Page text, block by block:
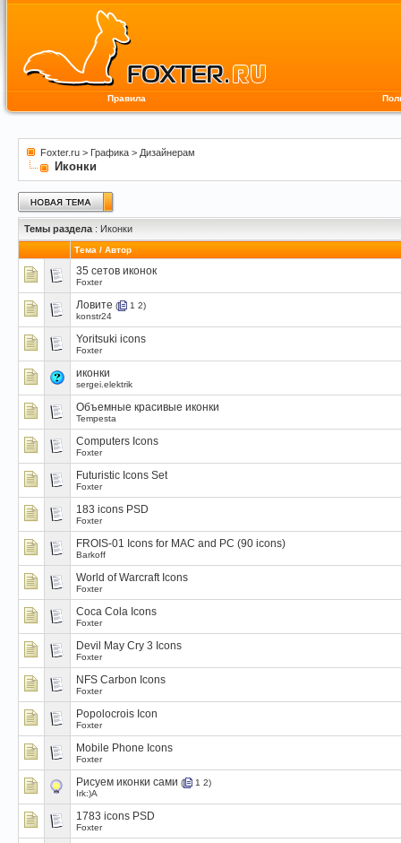
Правила
Foxter.ru > Графика > Дизайнерам
Иконки
Темы раздела : Иконки
Тема / Автор
35 сетов иконок
Foxter
Ловите ( 1 2)
konstr24
Yoritsuki icons
Foxter
иконки
sergei.elektrik
Объемные красивые иконки
Tempesta
Computers Icons
Foxter
Futuristic Icons Set
Foxter
183 icons PSD
Foxter
FROIS-01 Icons for MAC and PC (90 icons)
Barkoff
World of Warcraft Icons
Foxter
Coca Cola Icons
Foxter
Devil May Cry 3 Icons
Foxter
NFS Carbon Icons
Foxter
Popolocrois Icon
Foxter
Mobile Phone Icons
Foxter
Рисуем иконки сами ( 1 2)
Irk:)A
1783 icons PSD
Foxter